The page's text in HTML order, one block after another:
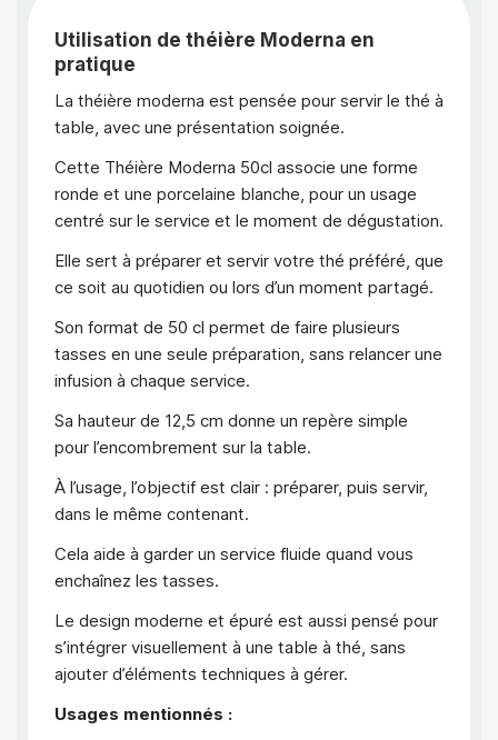
Utilisation de théière Moderna en
pratique
La théière moderna est pensée pour servir le thé à
table, avec une présentation soignée.
Cette Théière Moderna 50cl associe une forme
ronde et une porcelaine blanche, pour un usage
centré sur le service et le moment de dégustation.
Elle sert à préparer et servir votre thé préféré, que
ce soit au quotidien ou lors d’un moment partagé.
Son format de 50 cl permet de faire plusieurs
tasses en une seule préparation, sans relancer une
infusion à chaque service.
Sa hauteur de 12,5 cm donne un repère simple
pour l’encombrement sur la table.
À l’usage, l’objectif est clair : préparer, puis servir,
dans le même contenant.
Cela aide à garder un service fluide quand vous
enchaînez les tasses.
Le design moderne et épuré est aussi pensé pour
s’intégrer visuellement à une table à thé, sans
ajouter d’éléments techniques à gérer.
Usages mentionnés :